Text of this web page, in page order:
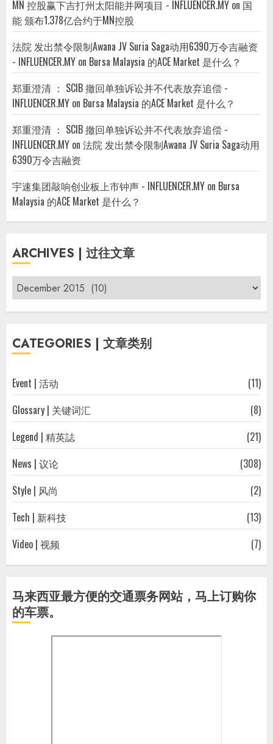
MN 控股赢下吉打州太阳能并网项目 - INFLUENCER.MY on 国
能 颁布1.378亿合约于MN控股
法院 发出禁令限制Awana JV Suria Saga动用6390万令吉融资
- INFLUENCER.MY on Bursa Malaysia 的ACE Market 是什么？
郑重澄清 ： SCIB 撤回单独诉讼并不代表放弃追偿 -
INFLUENCER.MY on Bursa Malaysia 的ACE Market 是什么？
郑重澄清 ： SCIB 撤回单独诉讼并不代表放弃追偿 -
INFLUENCER.MY on 法院 发出禁令限制Awana JV Suria Saga动用
6390万令吉融资
宇速集团敲响创业板上市钟声 - INFLUENCER.MY on Bursa
Malaysia 的ACE Market 是什么？
ARCHIVES | 过往文章
Archives
|
过
文
CATEGORIES | 文章类别
Event | 活动
(11)
Glossary | 关键词汇
(8)
Legend | 精英誌
(21)
News | 议论
(308)
Style | 风尚
(2)
Tech | 新科技
(13)
Video | 视频
(7)
马来西亚最方便的交通票务网站，马上订购你
的车票。